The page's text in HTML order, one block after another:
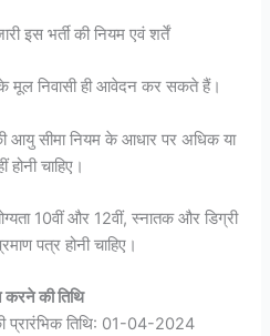
इस भर्ती की नियम एवं शर्तें
मूल निवासी ही आवेदन कर सकते हैं।
आयु सीमा नियम के आधार पर अधिक या
होनी चाहिए।
10वीं और 12वीं, स्नातक और डिग्री
पत्र होनी चाहिए।
की तिथि
तिथि: 01-04-2024